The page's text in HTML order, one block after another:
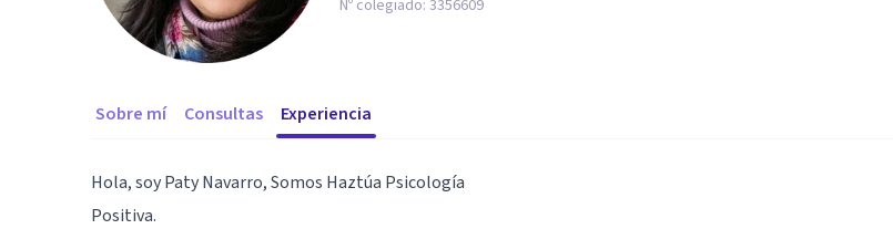
Nº colegiado: 3356609
Sobre mí Consultas Experiencia
Hola, soy Paty Navarro, Somos Haztúa Psicología
Positiva.